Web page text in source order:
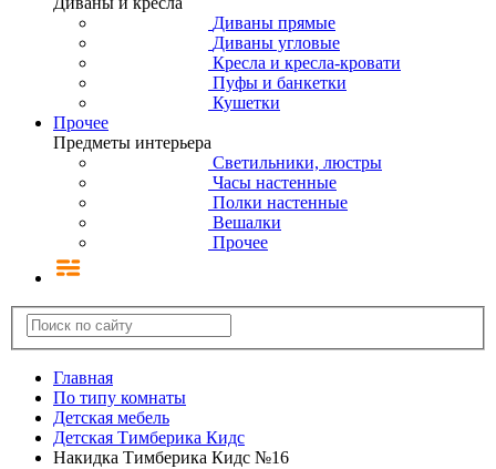
Диваны прямые
Диваны угловые
Кресла и кресла-кровати
Пуфы и банкетки
Кушетки
Прочее
Предметы интерьера
Светильники, люстры
Часы настенные
Полки настенные
Вешалки
Прочее
Главная
По типу комнаты
Детская мебель
Детская Тимберика Кидс
Накидка Тимберика Кидс №16